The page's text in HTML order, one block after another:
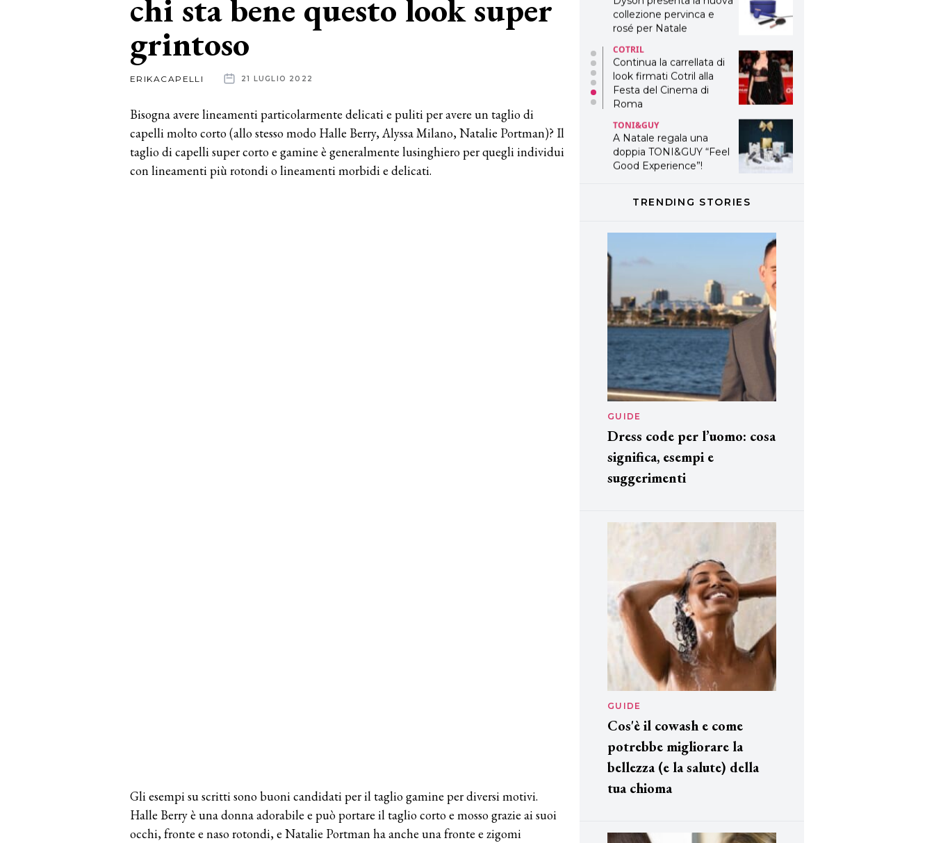
chi sta bene questo look super
grintoso
ERIKACAPELLI 21 LUGLIO 2022
Bisogna avere lineamenti particolarmente delicati e puliti per avere un taglio di
capelli molto corto (allo stesso modo Halle Berry, Alyssa Milano, Natalie Portman)? Il
taglio di capelli super corto e gamine è generalmente lusinghiero per quegli individui
con lineamenti più rotondi o lineamenti morbidi e delicati.
Gli esempi su scritti sono buoni candidati per il taglio gamine per diversi motivi.
Halle Berry è una donna adorabile e può portare il taglio corto e mosso grazie ai suoi
occhi, fronte e naso rotondi, e Natalie Portman ha anche una fronte e zigomi
collezione pervinca e
rosé per Natale
COTRIL
Continua la carrellata di
look firmati Cotril alla
Festa del Cinema di
Roma
TONI&GUY
A Natale regala una
doppia TONI&GUY “Feel
Good Experience”!
LABEL.M lancia la sua
DAVINES
cofanetti beauty preziosi
per un regalo adatto ad
ogni capello
TRENDING STORIES
GUIDE
Dress code per l’uomo: cosa
significa, esempi e
suggerimenti
GUIDE
Cos'è il cowash e come
potrebbe migliorare la
bellezza (e la salute) della
tua chioma